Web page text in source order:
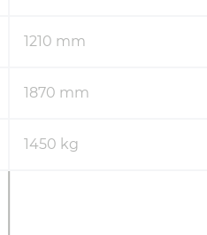
1210 mm
1870 mm
1450 kg